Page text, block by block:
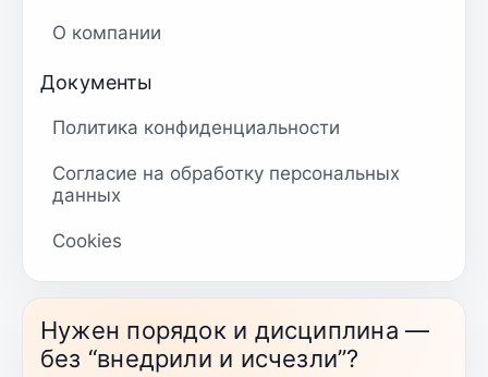
О компании
Документы
Политика конфиденциальности
Согласие на обработку персональных
данных
Cookies
Нужен порядок и дисциплина —
без “внедрили и исчезли”?